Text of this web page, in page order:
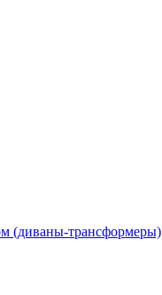
(диваны-трансформеры)